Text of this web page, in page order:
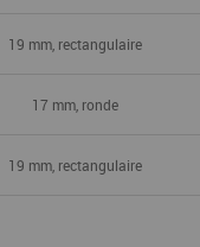
19 mm, rectangulaire
17 mm, ronde
19 mm, rectangulaire